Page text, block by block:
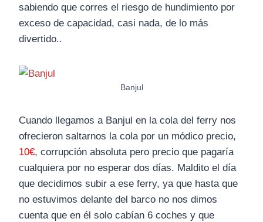
sabiendo que corres el riesgo de hundimiento por
exceso de capacidad, casi nada, de lo más
divertido..
Banjul
Cuando llegamos a Banjul en la cola del ferry nos
ofrecieron saltarnos la cola por un módico precio,
10€, corrupción absoluta pero precio que pagaría
cualquiera por no esperar dos días. Maldito el día
que decidimos subir a ese ferry, ya que hasta que
no estuvimos delante del barco no nos dimos
cuenta que en él solo cabían 6 coches y que